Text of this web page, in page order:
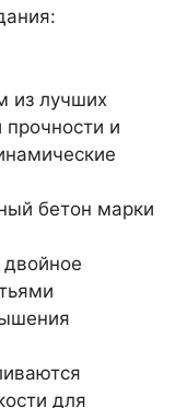
из лучших
и
бетон марки
для